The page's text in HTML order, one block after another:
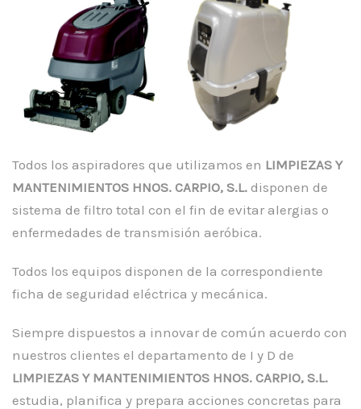
Todos los aspiradores que utilizamos en LIMPIEZAS Y
MANTENIMIENTOS HNOS. CARPIO, S.L. disponen de
sistema de filtro total con el fin de evitar alergias o
enfermedades de transmisión aeróbica.
Todos los equipos disponen de la correspondiente
ficha de seguridad eléctrica y mecánica.
Siempre dispuestos a innovar de común acuerdo con
nuestros clientes el departamento de I y D de
LIMPIEZAS Y MANTENIMIENTOS HNOS. CARPIO, S.L.
estudia, planifica y prepara acciones concretas para